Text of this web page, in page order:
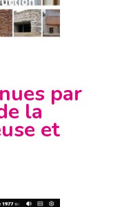
par
la
et